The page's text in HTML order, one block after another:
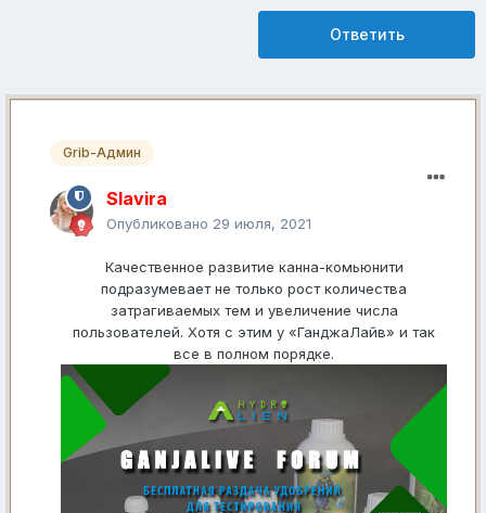
Ответить
Grib-Админ
Slavira
Опубликовано 29 июля, 2021
Качественное развитие канна-комьюнити
подразумевает не только рост количества
затрагиваемых тем и увеличение числа
пользователей. Хотя с этим у «ГанджаЛайв» и так
все в полном порядке.